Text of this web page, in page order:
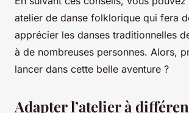
atelier de danse folklorique qui fera
apprécier les danses traditionnelles
à de nombreuses personnes. Alors,
lancer dans cette belle aventure ?
Adapter l’atelier à